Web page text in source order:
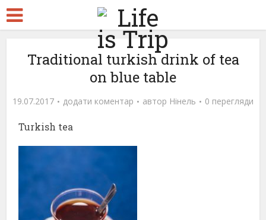
Traditional turkish drink of tea
on blue table
19.07.2017 додати коментар автор Нінель 0 перегляди
Turkish tea